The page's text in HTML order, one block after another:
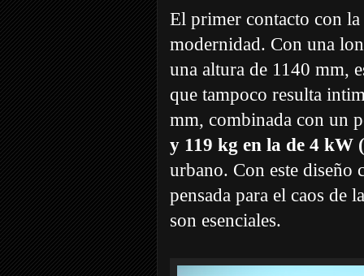
El primer contacto con
modernidad. Con una
una altura de 1140 mm,
que tampoco resulta
mm, combinada con un
y 119 kg en la de 4 kW
urbano. Con este diseño
pensada para el caos de
son esenciales.